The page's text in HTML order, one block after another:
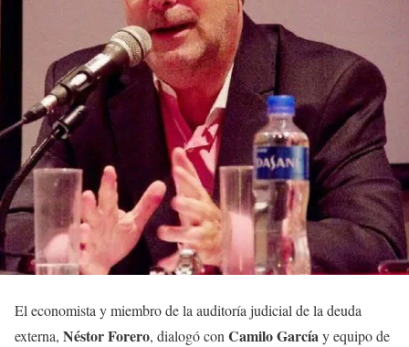
El economista y miembro de la auditoría judicial de la deuda
externa, Néstor Forero, dialogó con Camilo García y equipo de